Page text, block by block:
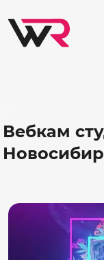
Вебкам